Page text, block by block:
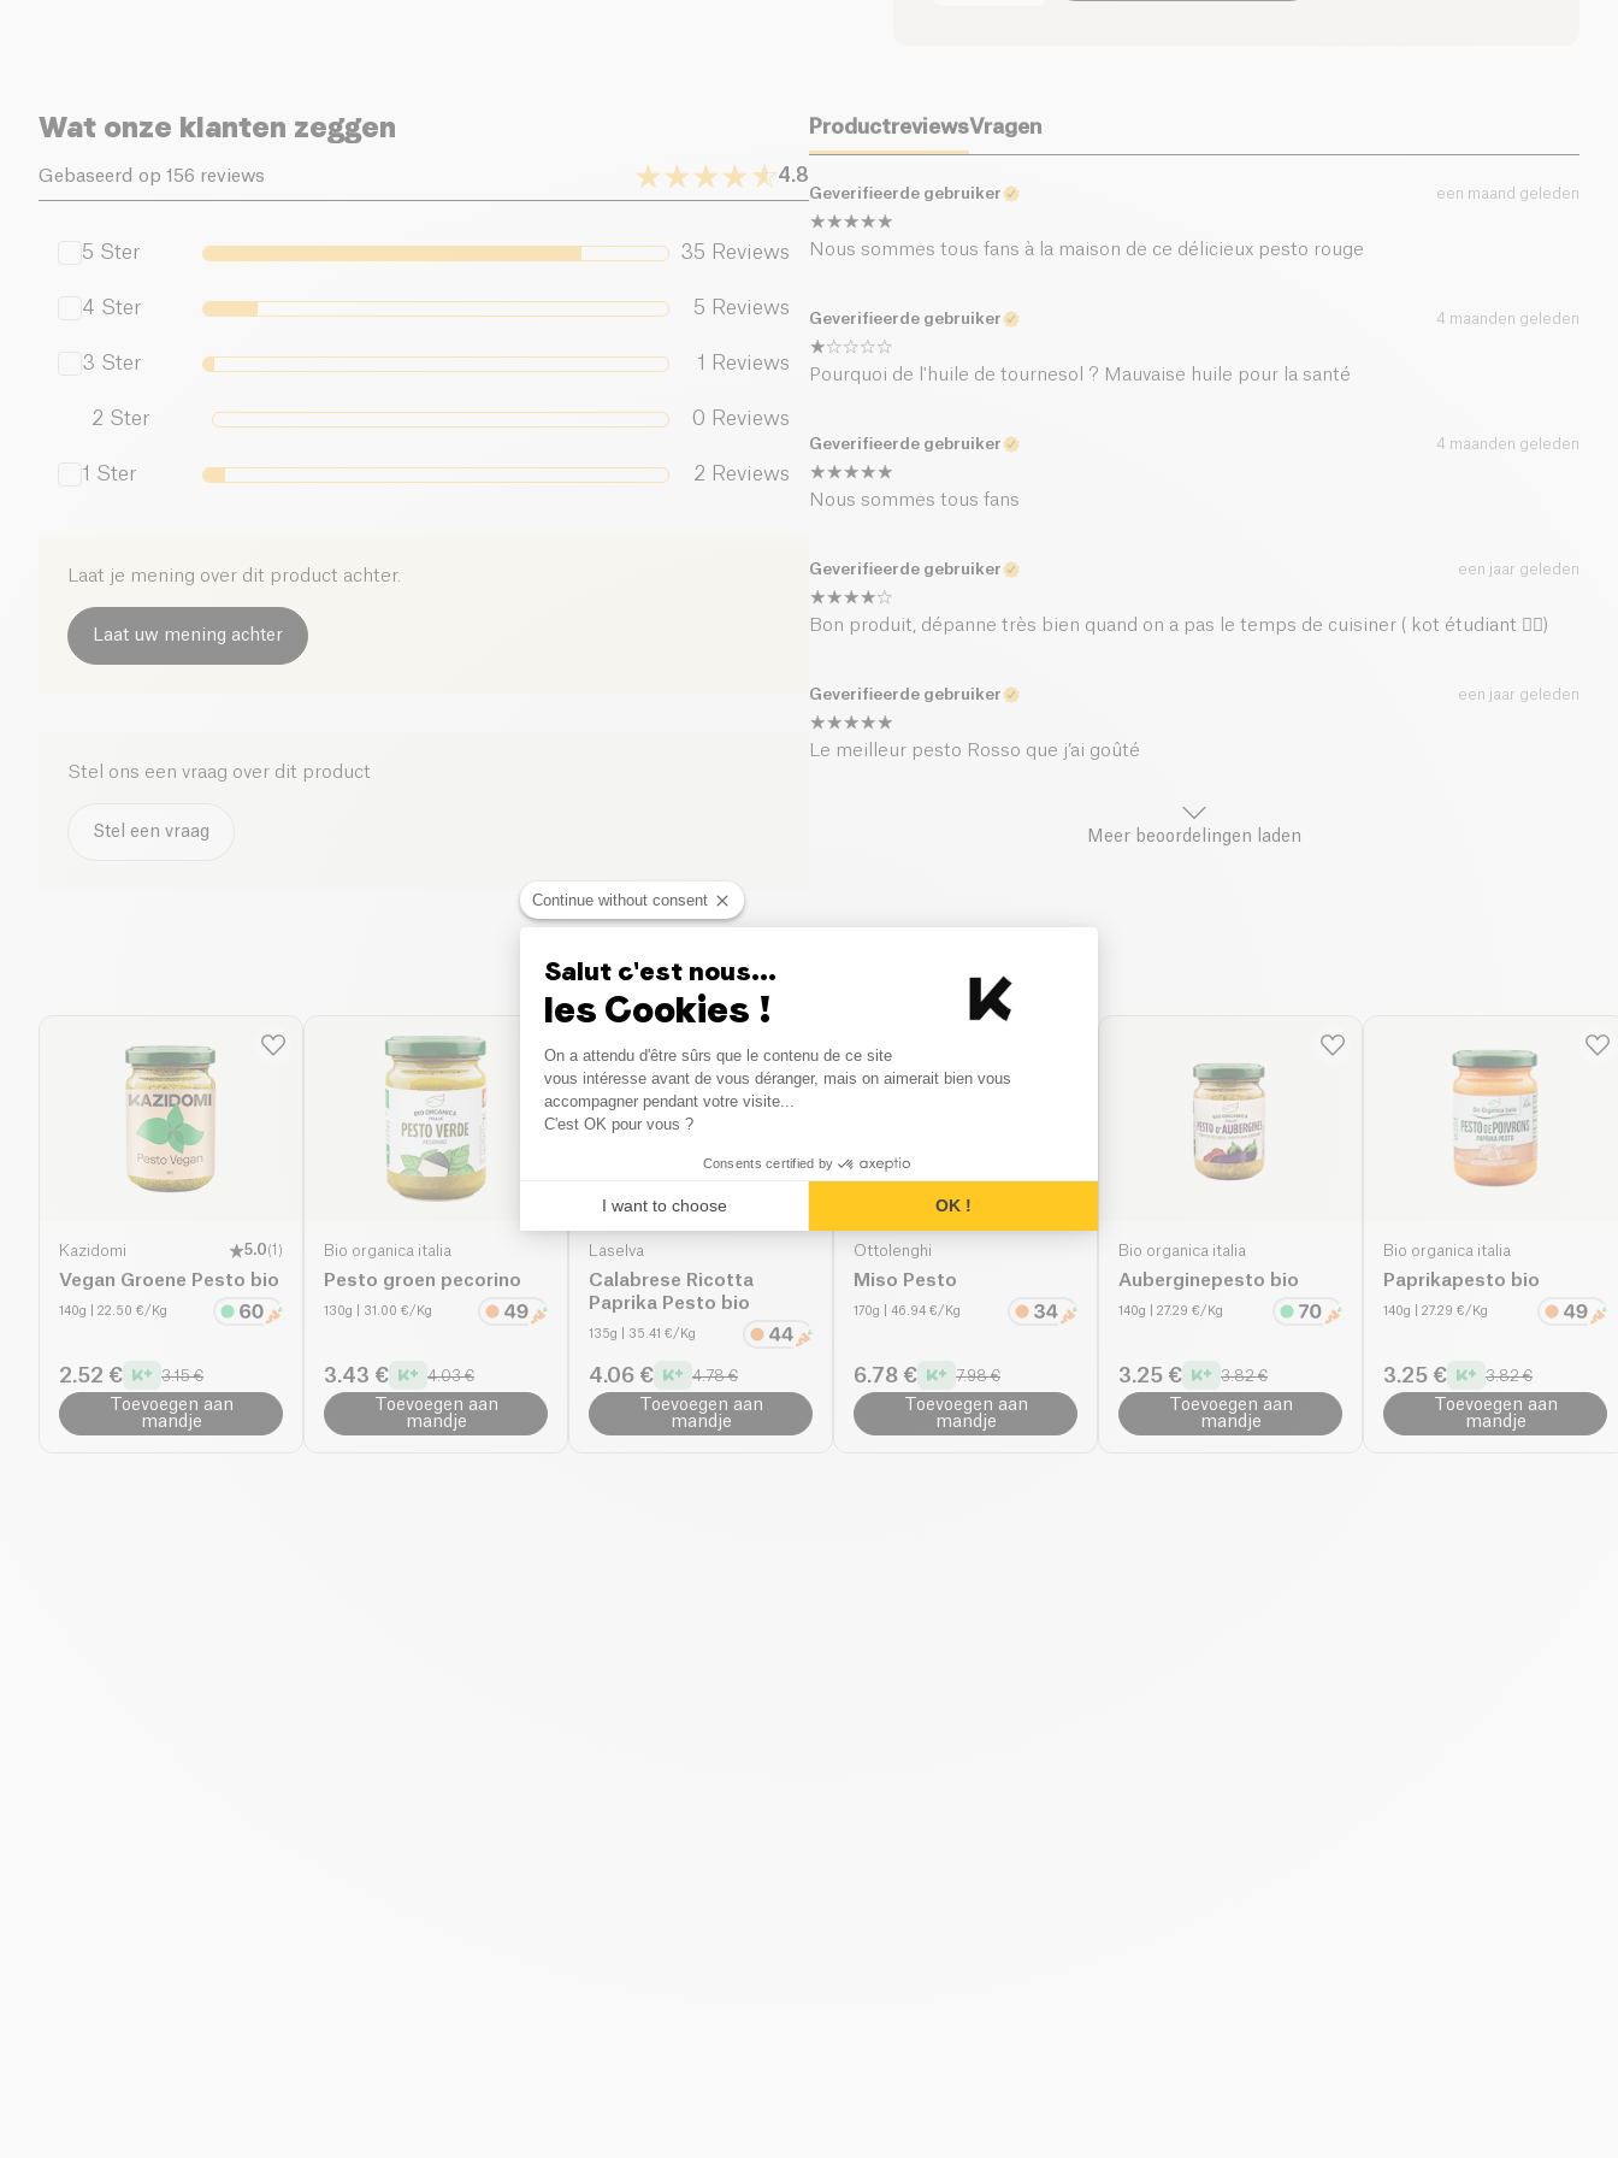
Zout (g) 1.3 g
Wat onze klanten zeggen
Gebaseerd op 156 reviews 4.8
5 Ster 35 Reviews
4 Ster 5 Reviews
3 Ster 1 Reviews
2 Ster 0 Reviews
1 Ster 2 Reviews
Laat je mening over dit product achter.
Laat uw mening achter
Stel ons een vraag over dit product
Stel een vraag
ProductreviewsVragen
Geverifieerde gebruiker een maand geleden
Nous sommes tous fans à la maison de ce délicieux pesto rouge
Geverifieerde gebruiker 4 maanden geleden
Pourquoi de l'huile de tournesol ? Mauvaise huile pour la santé
Geverifieerde gebruiker 4 maanden geleden
Nous sommes tous fans
Geverifieerde gebruiker een jaar geleden
Bon produit, dépanne très bien quand on a pas le temps de cuisiner ( kot étudiant 👌🏻)
Geverifieerde gebruiker een jaar geleden
Le meilleur pesto Rosso que j’ai goûté
Meer beoordelingen laden
Vergelijkbare producten
Kazidomi 5.0(1 )
Vegan Groene Pesto bio
140g | 22.50 €/Kg
2.52 € 3.15 €
Toevoegen aan
mandje
Bio organica italia
Pesto groen pecorino
130g | 31.00 €/Kg
3.43 € 4.03 €
Toevoegen aan
mandje
Laselva
Calabrese Ricotta
Paprika Pesto bio
135g | 35.41 €/Kg
4.06 € 4.78 €
Toevoegen aan
mandje
Ottolenghi
Miso Pesto
170g | 46.94 €/Kg
6.78 € 7.98 €
Toevoegen aan
mandje
Bio organica italia
Auberginepesto bio
140g | 27.29 €/Kg
3.25 € 3.82 €
Toevoegen aan
mandje
Bio organica italia
Paprikapesto bio
140g | 27.29 €/Kg
3.25 € 3.82 €
Toevoegen aan
mandje
Continue without consent
Salut c'est nous...
les Cookies !
Consent Management Platform: Personalize Your Options
On a attendu d'être sûrs que le contenu de ce site
vous intéresse avant de vous déranger, mais on aimerait bien vous
accompagner pendant votre visite...
C'est OK pour vous ?
Consents certified by
I want to choose OK !
Axeptio consent